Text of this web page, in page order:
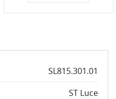
SL815.301.01
ST Luce